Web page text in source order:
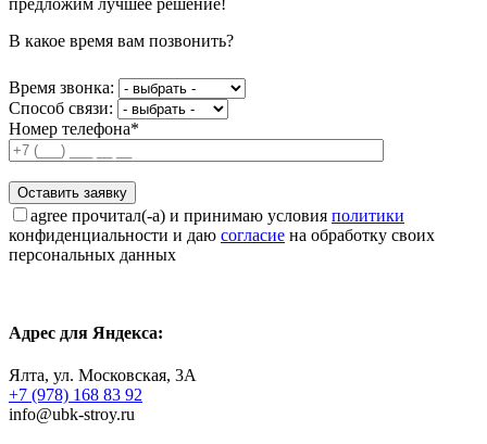
предложим лучшее решение!
В какое время вам позвонить?
Время звонка:
Способ связи:
Номер телефона*
agree прочитал(-а) и принимаю условия политики
конфиденциальности и даю согласие на обработку своих
персональных данных
Адрес для Яндекса:
Ялта, ул. Московская, 3А
+7 (978) 168 83 92
info@ubk-stroy.ru